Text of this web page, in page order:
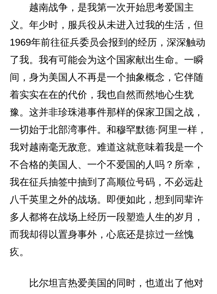
越南战争，是我第一次开始思考爱国主
义。年少时，服兵役从未进入过我的生活，但
1969年前往征兵委员会报到的经历，深深触动
了我。我有可能会为这个国家献出生命。一瞬
间，身为美国人不再是一个抽象概念，它伴随
着实实在在的代价，我也自然而然地心生犹
豫。这并非珍珠港事件那样的保家卫国之战，
一切始于北部湾事件。和穆罕默德·阿里一样，
我对越南毫无敌意。难道这就意味着我是一个
不合格的美国人、一个不爱国的人吗？所幸，
我在征兵抽签中抽到了高顺位号码，不必远赴
八千英里之外的战场。即便如此，想到同辈许
多人都将在战场上经历一段塑造人生的岁月，
而我却得以置身事外，心底还是掠过一丝愧
疚。
比尔坦言热爱美国的同时，也道出了他对